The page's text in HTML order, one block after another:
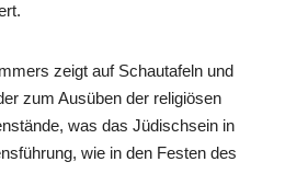
zeigt auf Schautafeln und
zum Ausüben der religiösen
was das Jüdischsein in
wie in den Festen des